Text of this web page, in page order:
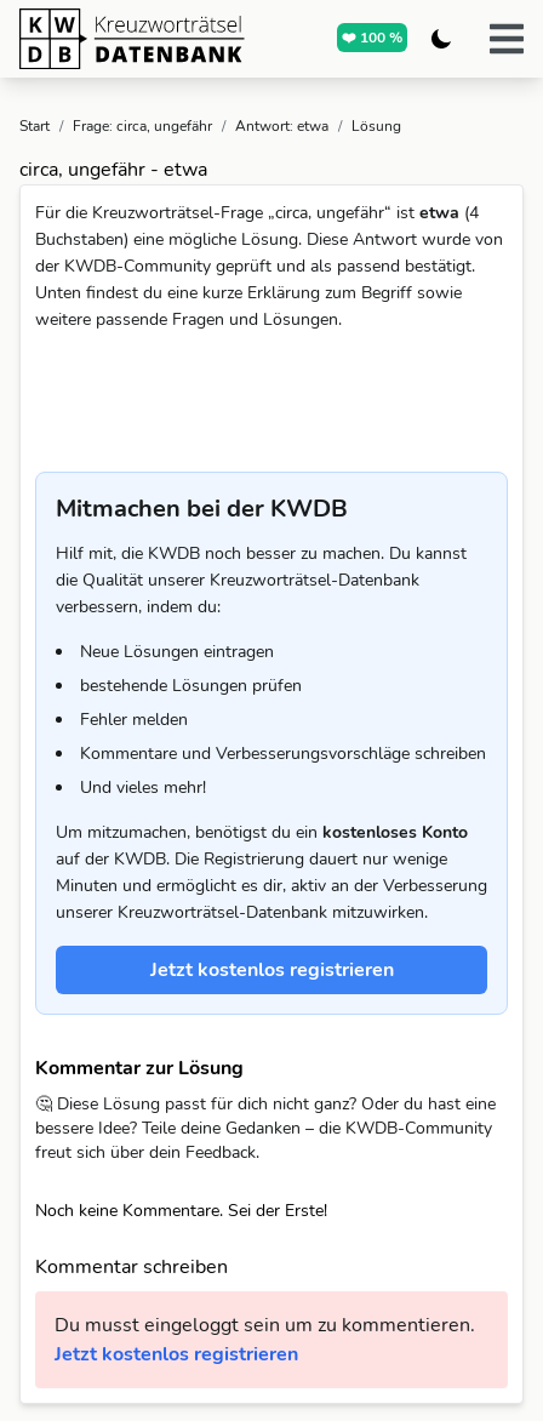
❤️ 100 %
Start / Frage: circa, ungefähr / Antwort: etwa / Lösung
circa, ungefähr - etwa
Für die Kreuzworträtsel-Frage „circa, ungefähr“ ist etwa (4
Buchstaben) eine mögliche Lösung. Diese Antwort wurde von
der KWDB-Community geprüft und als passend bestätigt.
Unten findest du eine kurze Erklärung zum Begriff sowie
weitere passende Fragen und Lösungen.
Mitmachen bei der KWDB
Hilf mit, die KWDB noch besser zu machen. Du kannst
die Qualität unserer Kreuzworträtsel-Datenbank
verbessern, indem du:
Neue Lösungen eintragen
bestehende Lösungen prüfen
Fehler melden
Kommentare und Verbesserungsvorschläge schreiben
Und vieles mehr!
Um mitzumachen, benötigst du ein kostenloses Konto
auf der KWDB. Die Registrierung dauert nur wenige
Minuten und ermöglicht es dir, aktiv an der Verbesserung
unserer Kreuzworträtsel-Datenbank mitzuwirken.
Jetzt kostenlos registrieren
Kommentar zur Lösung
🤔 Diese Lösung passt für dich nicht ganz? Oder du hast eine
bessere Idee? Teile deine Gedanken – die KWDB-Community
freut sich über dein Feedback.
Noch keine Kommentare. Sei der Erste!
Kommentar schreiben
Du musst eingeloggt sein um zu kommentieren.
Jetzt kostenlos registrieren